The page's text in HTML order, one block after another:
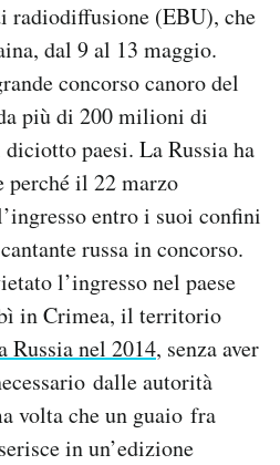
radiodiffusione (EBU), che
dal 9 al 13 maggio.
concorso canoro del
più di 200 milioni di
paesi. La Russia ha
perché il 22 marzo
entro i suoi confini
russa in concorso.
l’ingresso nel paese
in Crimea, il territorio
Russia nel 2014, senza aver
dalle autorità
volta che un guaio fra
in un’edizione